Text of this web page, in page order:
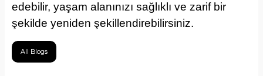
edebilir, yaşam alanınızı sağlıklı ve zarif bir
şekilde yeniden şekillendirebilirsiniz.
All Blogs